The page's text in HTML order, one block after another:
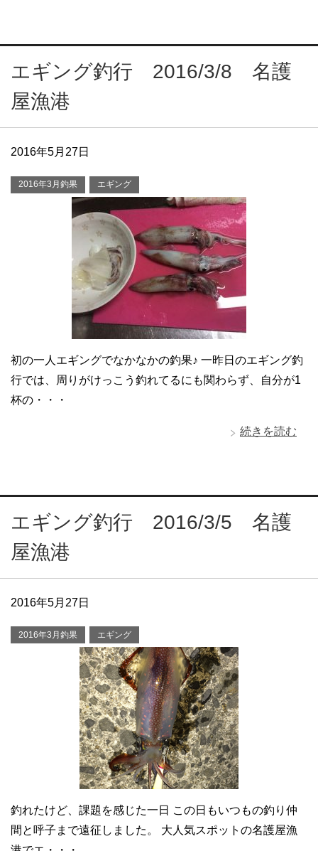
エギング釣行 2016/3/8 名護
屋漁港
2016年5月27日
2016年3月釣果 エギング
初の一人エギングでなかなかの釣果♪ 一昨日のエギング釣
行では、周りがけっこう釣れてるにも関わらず、自分が1
杯の・・・
続きを読む
エギング釣行 2016/3/5 名護
屋漁港
2016年5月27日
2016年3月釣果 エギング
釣れたけど、課題を感じた一日 この日もいつもの釣り仲
間と呼子まで遠征しました。 大人気スポットの名護屋漁